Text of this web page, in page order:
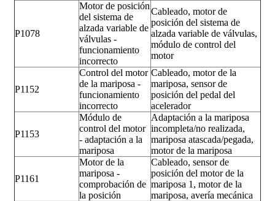
P1078
Motor de posición
del sistema de
alzada variable de
válvulas -
funcionamiento
incorrecto
Cableado, motor de
posición del sistema de
alzada variable de válvulas,
módulo de control del
motor
P1152
Control del motor
de la mariposa -
funcionamiento
incorrecto
Cableado, motor de la
mariposa, sensor de
posición del pedal del
acelerador
P1153
Módulo de
control del motor
- adaptación a la
mariposa
Adaptación a la mariposa
incompleta/no realizada,
mariposa atascada/pegada,
motor de la mariposa
P1161
Motor de la
mariposa -
comprobación de
la posición
Cableado, sensor de
posición del motor de la
mariposa 1, motor de la
mariposa, avería mecánica